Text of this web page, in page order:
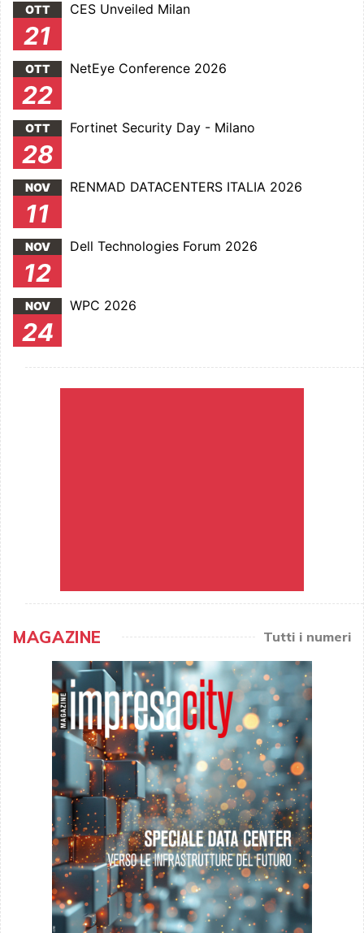
OTT
21
CES Unveiled Milan
OTT
22
NetEye Conference 2026
OTT
28
Fortinet Security Day - Milano
NOV
11
RENMAD DATACENTERS ITALIA 2026
NOV
12
Dell Technologies Forum 2026
NOV
24
WPC 2026
MAGAZINE Tutti i numeri